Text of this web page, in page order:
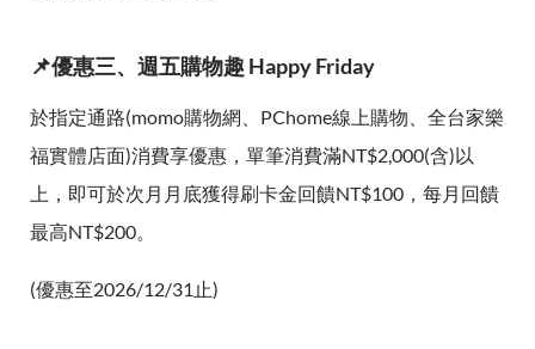
📌優惠三、週五購物趣 Happy Friday
於指定通路(momo購物網、PChome線上購物、全台家樂
福實體店面)消費享優惠，單筆消費滿NT$2,000(含)以
上，即可於次月月底獲得刷卡金回饋NT$100，每月回饋
最高NT$200。
(優惠至2026/12/31止)